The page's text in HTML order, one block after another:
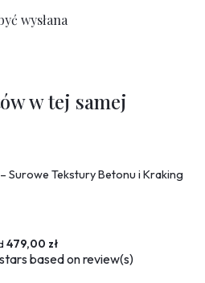
wysłana
w tej samej
Surowe Tekstury Betonu i Kraking
479,00 zł
based onreview(s)